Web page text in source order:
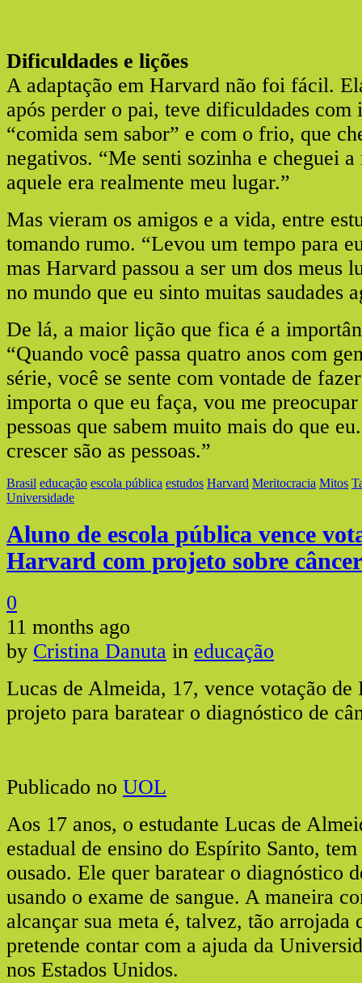
Dificuldades e lições
A adaptação em Harvard não foi fácil.
após perder o pai, teve dificuldades com
“comida sem sabor” e com o frio, que
negativos. “Me senti sozinha e cheguei a
aquele era realmente meu lugar.”
Mas vieram os amigos e a vida, entre
tomando rumo. “Levou um tempo para
mas Harvard passou a ser um dos meus
no mundo que eu sinto muitas saudades
De lá, a maior lição que fica é a
“Quando você passa quatro anos com
série, você se sente com vontade de
importa o que eu faça, vou me
pessoas que sabem muito mais do que
crescer são as pessoas.”
Brasil educação escola pública estudos Harvard Meritocracia Mitos
Universidade
Aluno de escola pública vence
Harvard com projeto sobre câncer
0
11 months ago
by Cristina Danuta in educação
Lucas de Almeida, 17, vence votação de
projeto para baratear o diagnóstico de
Publicado no UOL
Aos 17 anos, o estudante Lucas de
estadual de ensino do Espírito Santo,
ousado. Ele quer baratear o diagnóstico
usando o exame de sangue. A maneira
alcançar sua meta é, talvez, tão arrojada
pretende contar com a ajuda da
nos Estados Unidos.